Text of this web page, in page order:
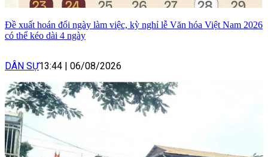
Đề xuất hoán đổi ngày làm việc, kỳ nghỉ lễ Văn hóa Việt Nam 2026
có thể kéo dài 4 ngày
DÂN SỰ13:44 | 06/08/2026